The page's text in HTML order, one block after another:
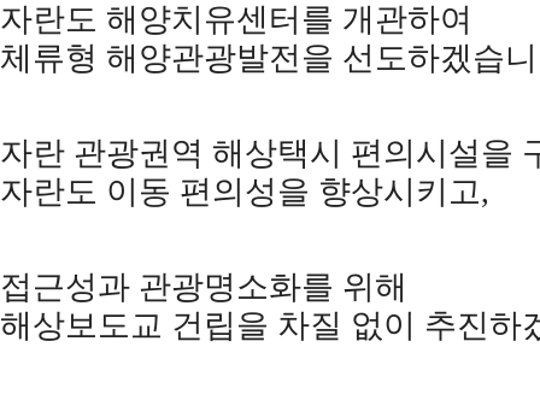
자란도 해양치유센터를 개관하여
체류형 해양관광발전을 선도하겠습
자란 관광권역 해상택시 편의시설을
자란도 이동 편의성을 향상시키고,
접근성과 관광명소화를 위해
해상보도교 건립을 차질 없이 추진하